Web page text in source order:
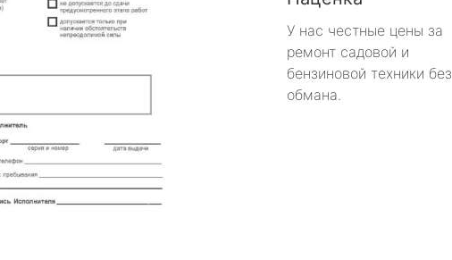
У нас честные цены за
ремонт садовой и
бензиновой техники без
обмана.